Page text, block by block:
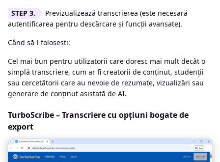
Previzualizează transcrierea (este necesară
autentificarea pentru descărcare și funcții avansate).
Când să-l folosești:
Cel mai bun pentru utilizatorii care doresc mai mult decât o
simplă transcriere, cum ar fi creatorii de conținut, studenții
sau cercetătorii care au nevoie de rezumate, vizualizări sau
generare de conținut asistată de AI.
TurboScribe – Transcriere cu opțiuni bogate de
export